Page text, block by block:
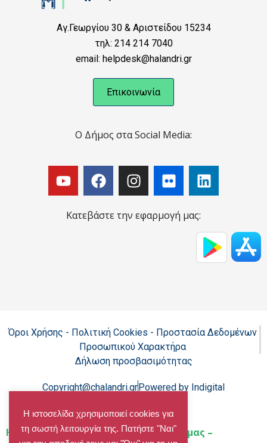
Αγ.Γεωργίου 30 & Αριστείδου 15234
τηλ: 214 214 7040
email: helpdesk@halandri.gr
Επικοινωνία
Ο Δήμος στα Social Media:
Κατεβάστε την εφαρμογή μας:
Όροι Χρήσης - Πολιτική Cookies - Προστασία Δεδομένων
Προσωπικού Χαρακτήρα
Δήλωση προσβασιμότητας
Copyright@chalandri.grPowered by Indigital
Home»Η αλληλεγγύη είναι το όπλο μας –
Η ιστοσελίδα χρησιμοποιεί cookies για
τη σωστή λειτουργία της. Πατήστε "Ναι"